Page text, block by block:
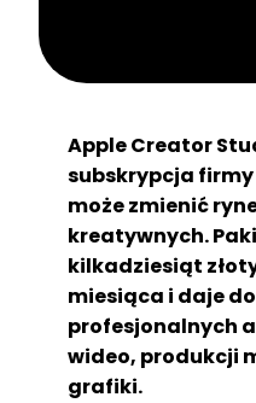
Apple Creator
subskrypcja
może zmienić
kreatywnych.
kilkadziesiąt
miesiąca i daje
profesjonalnych
wideo, produkcji
grafiki.